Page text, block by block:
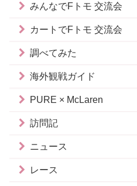
みんなでFトモ 交流会
カートでFトモ 交流会
調べてみた
海外観戦ガイド
PURE × McLaren
訪問記
ニュース
レース